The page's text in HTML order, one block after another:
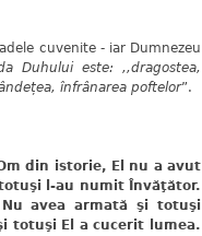
cuvenite - iar Dumnezeu
Duhului este: ,,dragostea,
înfrânarea poftelor”.
din istorie, El nu a avut
l-au numit Învăţător.
avea armată şi totuşi
totuşi El a cucerit lumea.